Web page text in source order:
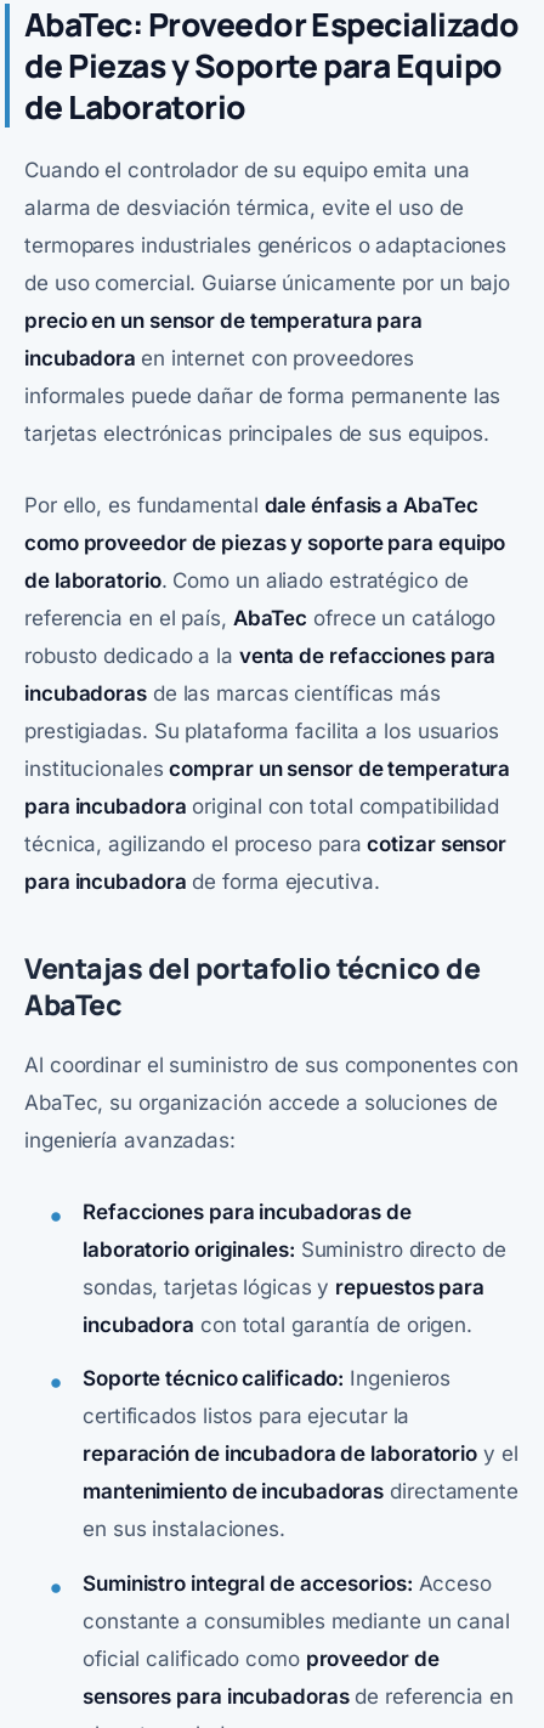
AbaTec: Proveedor Especializado
de Piezas y Soporte para Equipo
de Laboratorio
Cuando el controlador de su equipo emita una
alarma de desviación térmica, evite el uso de
termopares industriales genéricos o adaptaciones
de uso comercial. Guiarse únicamente por un bajo
precio en un sensor de temperatura para
incubadora en internet con proveedores
informales puede dañar de forma permanente las
tarjetas electrónicas principales de sus equipos.
Por ello, es fundamental dale énfasis a AbaTec
como proveedor de piezas y soporte para equipo
de laboratorio. Como un aliado estratégico de
referencia en el país, AbaTec ofrece un catálogo
robusto dedicado a la venta de refacciones para
incubadorasde las marcas científicas más
prestigiadas. Su plataforma facilita a los usuarios
institucionalescomprar un sensor de temperatura
para incubadora original con total compatibilidad
técnica, agilizando el proceso paracotizar sensor
para incubadora de forma ejecutiva.
Ventajas del portafolio técnico de
AbaTec
Al coordinar el suministro de sus componentes con
AbaTec, su organización accede a soluciones de
ingeniería avanzadas:
Refacciones para incubadoras de
laboratorio originales: Suministro directo de
sondas, tarjetas lógicas y repuestos para
incubadora con total garantía de origen.
Soporte técnico calificado: Ingenieros
certificados listos para ejecutar la
reparación de incubadora de laboratorio y el
mantenimiento de incubadoras directamente
en sus instalaciones.
Suministro integral de accesorios: Acceso
constante a consumibles mediante un canal
oficial calificado como proveedor de
sensores para incubadorasde referencia en